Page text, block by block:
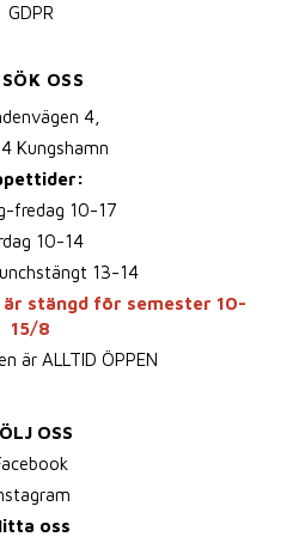
GDPR
OSS
4,
Kungshamn
fredag 10-17
10-14
13-14
är stängd för semester 10-
15/8
är ALLTID ÖPPEN
OSS
oss